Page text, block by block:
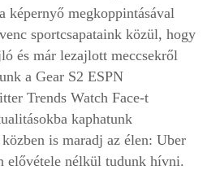
képernyő megkoppintásával
sportcsapataink közül, hogy
és már lezajlott meccsekről
a Gear S2 ESPN
Trends Watch Face-t
kaphatunk
is maradj az élen: Uber
elővétele nélkül tudunk hívni.